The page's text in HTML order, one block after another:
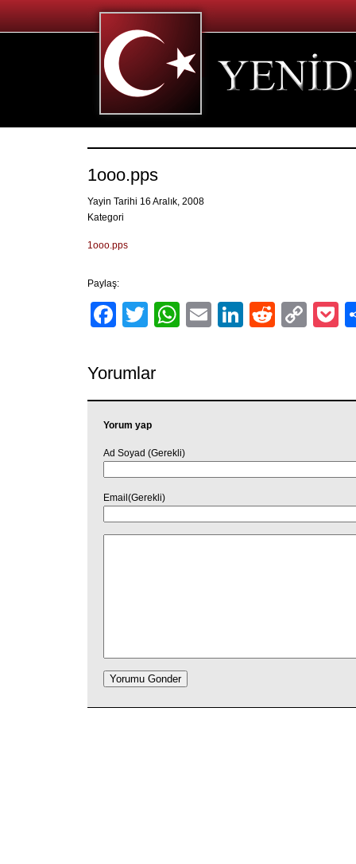
1ooo.pps
Yayin Tarihi 16 Aralık, 2008
Kategori
1ooo.pps
Paylaş:
Facebook
TwitterWhatsApp
EmailLinkedIn
Reddit
Yorumlar
Yorum yap
Ad Soyad (Gerekli)
Email(Gerekli)